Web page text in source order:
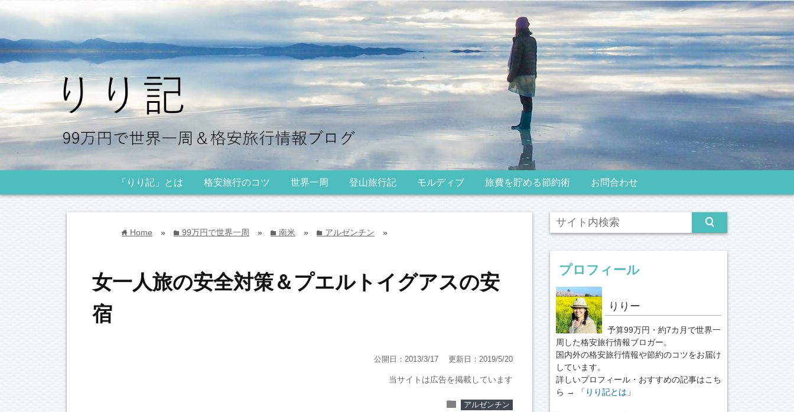
「りり記」とは 格安旅行のコツ 世界一周 登山旅行記 モルディブ 旅費を貯める節約術 お問合わせ
home Home » folder 99万円で世界一周 » folder 南米 » folder アルゼンチン »
女一人旅の安全対策＆プエルトイグアスの安
宿
公開日：2013/3/17 更新日：2019/5/20
当サイトは広告を掲載しています
folder アルゼンチン
プロフィール
りりー
予算99万円・約7カ月で世界一
周した格安旅行情報ブロガー。
国内外の格安旅行情報や節約のコツをお届け
しています。
詳しいプロフィール・おすすめの記事はこち
ら → 「 りり記とは 」